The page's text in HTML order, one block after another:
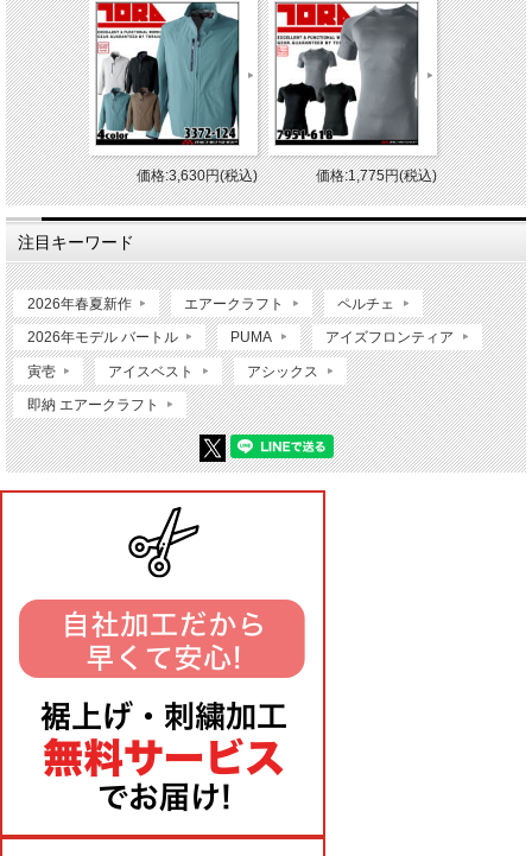
価格:3,630円(税込) 価格:1,775円(税込)
注目キーワード
2026年春夏新作 エアークラフト ペルチェ
2026年モデル バートル PUMA アイズフロンティア
寅壱 アイスベスト アシックス
即納 エアークラフト